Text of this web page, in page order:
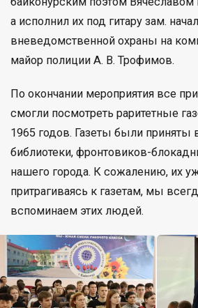
а исполнил их под гитару зам.
вневедомственной охраны на
майор полиции А. В. Трофимов.
По окончании мероприятия все
смогли посмотреть раритетные
1965 годов. Газеты были приняты
библиотеки, фронтовиков-
нашего города. К сожалению, их
притрагиваясь к газетам, мы
вспоминаем этих людей.